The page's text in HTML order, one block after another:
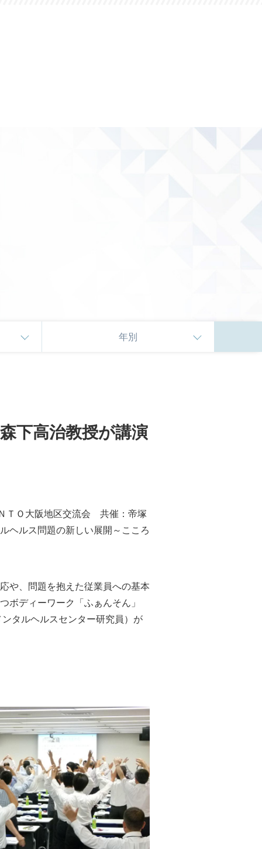
年別
下高治教授が講演
ＴＯ大阪地区交流会 共催：帝塚
ヘルス問題の新しい展開～こころ
や、問題を抱えた従業員への基本
ボディーワーク「ふぁんそん」
タルヘルスセンター研究員）が